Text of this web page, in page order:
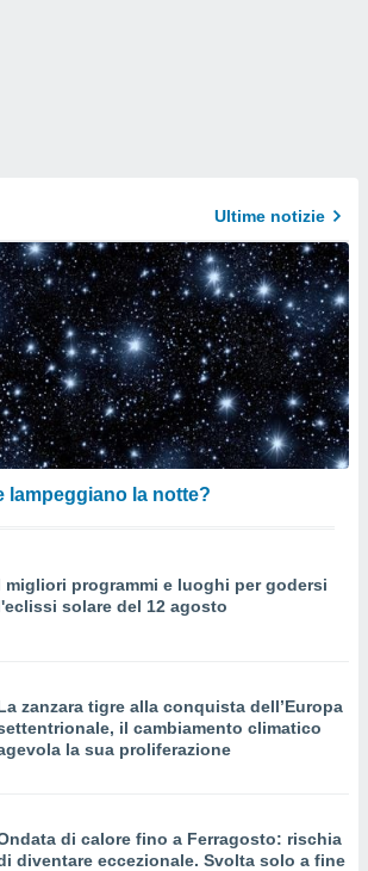
Ultime notizie
lampeggiano la notte?
migliori programmi e luoghi per godersi
solare del 12 agosto
zanzara tigre alla conquista dell’Europa
il cambiamento climatico
la sua proliferazione
di calore fino a Ferragosto: rischia
diventare eccezionale. Svolta solo a fine